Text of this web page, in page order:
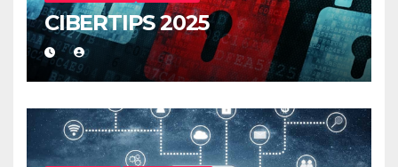
CIBERTIPS 2025